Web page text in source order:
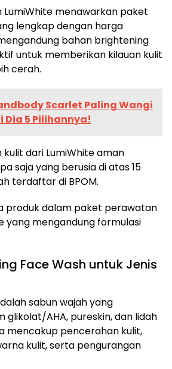
LumiWhite menawarkan paket
lengkap dengan harga
bahan brightening
untuk memberikan kilauan kulit
cerah.
Scarlet Paling Wangi
Dia 5 Pilihannya!
dari LumiWhite aman
saja yang berusia di atas 15
terdaftar di BPOM.
produk dalam paket perawatan
yang mengandung formulasi
Face Wash untuk Jenis
sabun wajah yang
glikolat/AHA, pureskin, dan lidah
mencakup pencerahan kulit,
kulit, serta pengurangan